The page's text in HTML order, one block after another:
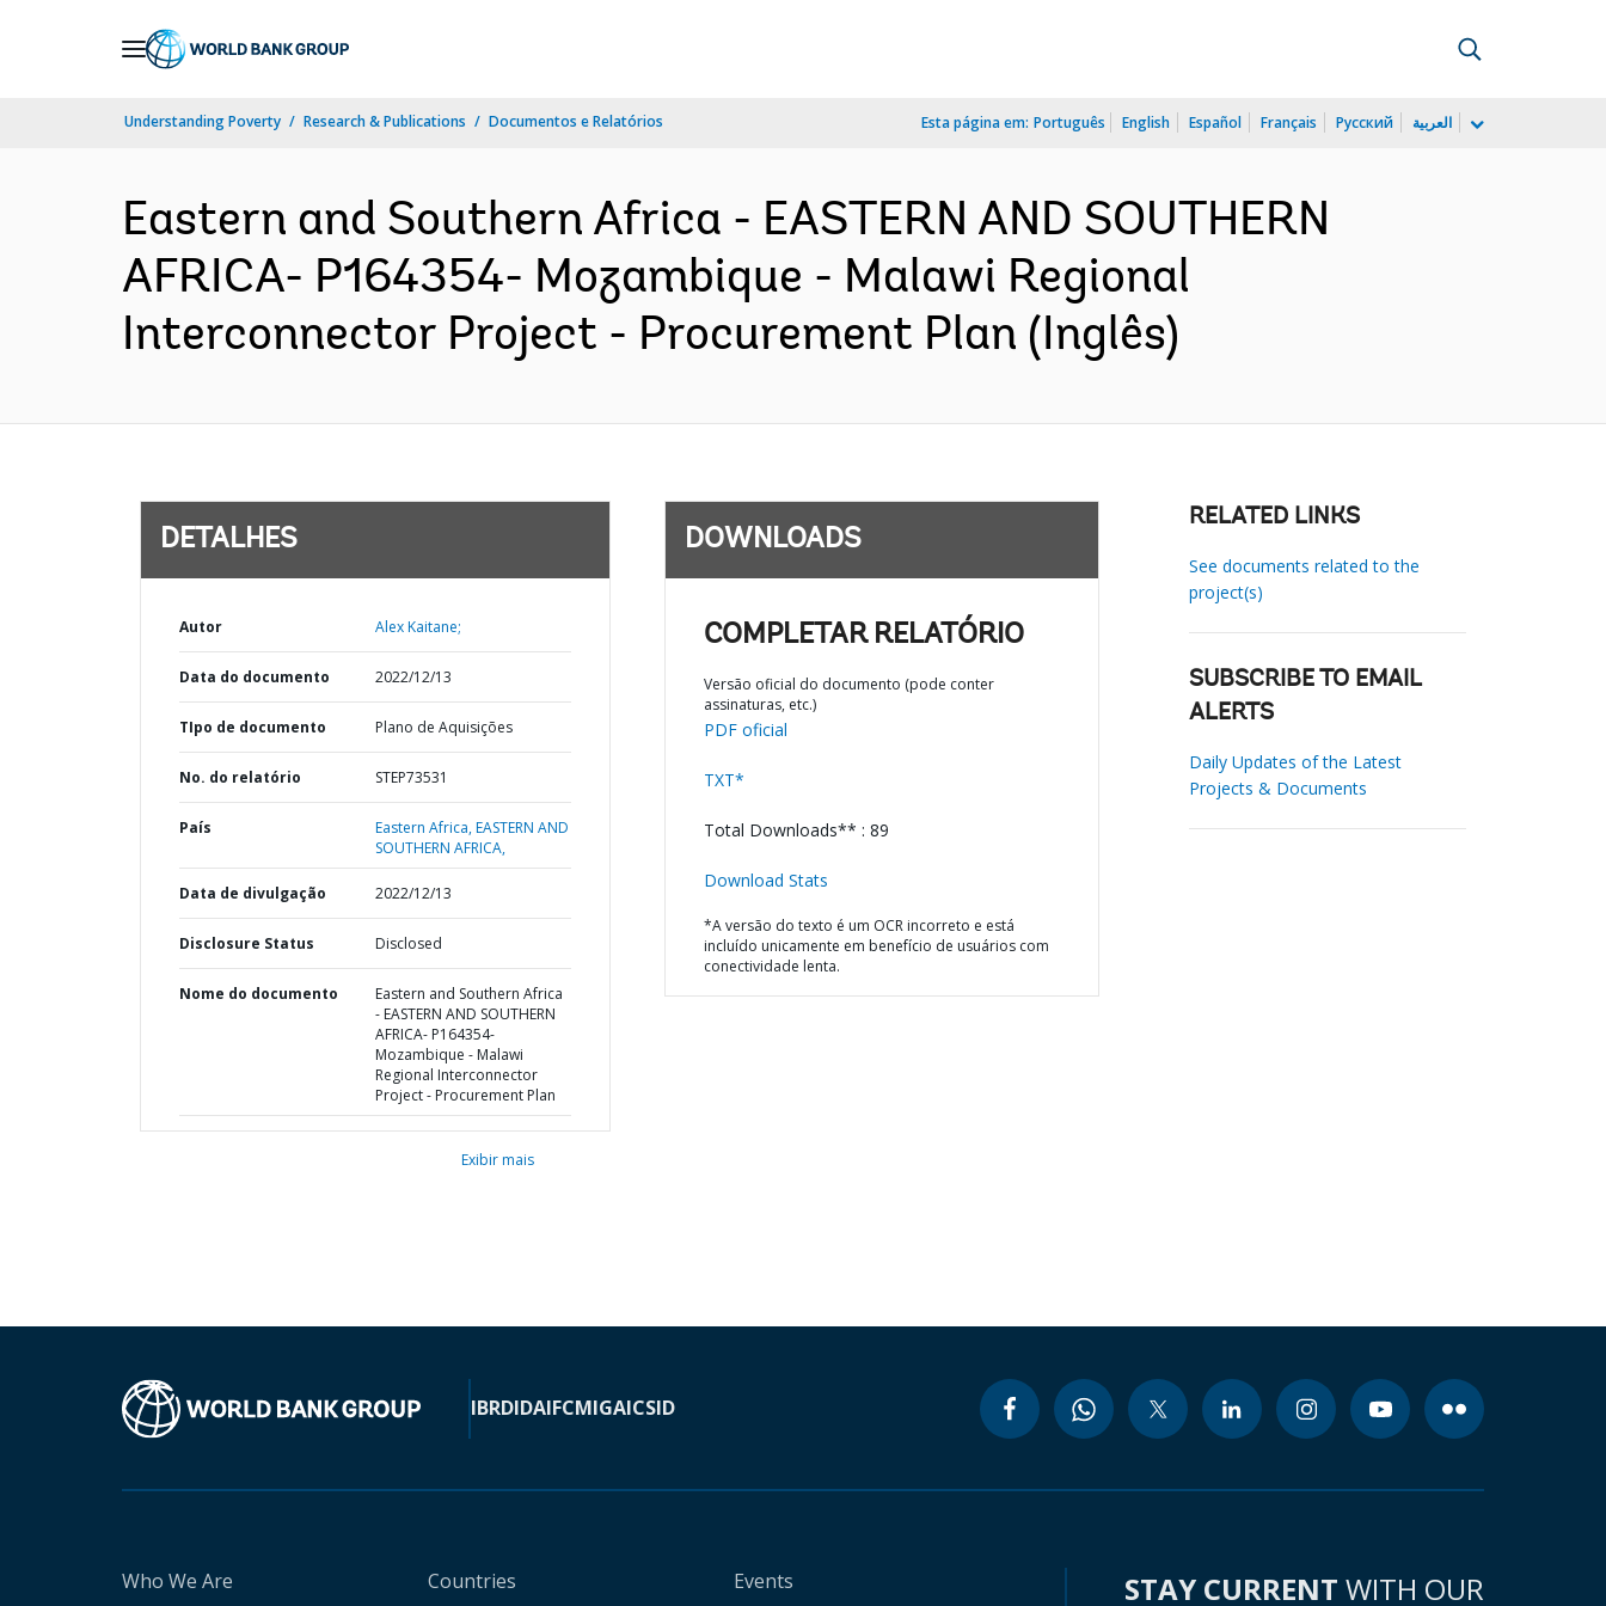
Understanding Poverty Research & Publications Documentos e Relatórios Esta página em: Português English Español Français Русский العربية
Eastern and Southern Africa - EASTERN AND SOUTHERN
AFRICA- P164354- Mozambique - Malawi Regional
Interconnector Project - Procurement Plan (Inglês)
DETALHES
Autor Alex Kaitane;
Data do documento 2022/12/13
TIpo de documento Plano de Aquisições
No. do relatório STEP73531
País Eastern Africa,EASTERN AND
SOUTHERN AFRICA,
Data de divulgação 2022/12/13
Disclosure Status Disclosed
Nome do documento
Eastern and Southern Africa
- EASTERN AND SOUTHERN
AFRICA- P164354-
Mozambique - Malawi
Regional Interconnector
Project - Procurement Plan
Exibir mais
DOWNLOADS
COMPLETAR RELATÓRIO
Versão oficial do documento (pode conter
assinaturas, etc.)
PDF oficial
TXT*
Total Downloads** : 89
Download Stats
*A versão do texto é um OCR incorreto e está
incluído unicamente em benefício de usuários com
conectividade lenta.
RELATED LINKS
See documents related to the
project(s)
SUBSCRIBE TO EMAIL
ALERTS
Daily Updates of the Latest
Projects & Documents
IBRDIDAIFCMIGAICSID
Who We Are Countries Events STAY CURRENT WITH OUR